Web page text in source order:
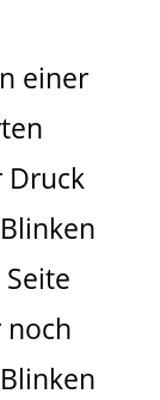
einer
Druck
noch